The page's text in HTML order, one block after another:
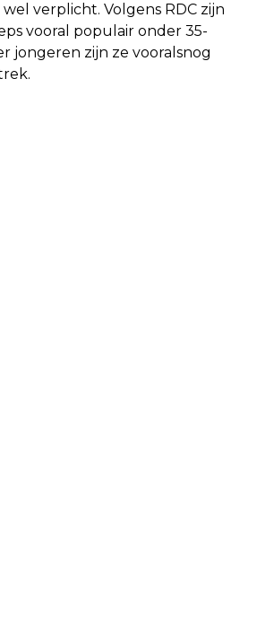
verplicht. Volgens RDC zijn
vooral populair onder 35-
jongeren zijn ze vooralsnog